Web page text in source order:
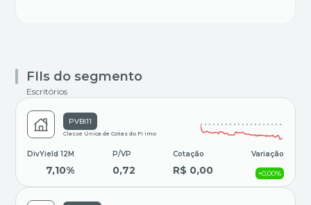
FIIs do segmento
Escritórios
PVBI11
Classe Única de Cotas do FI Imo
DivYield 12M
7,10%
P/VP
0,72
Cotação
R$ 0,00
Variação
+0,00%